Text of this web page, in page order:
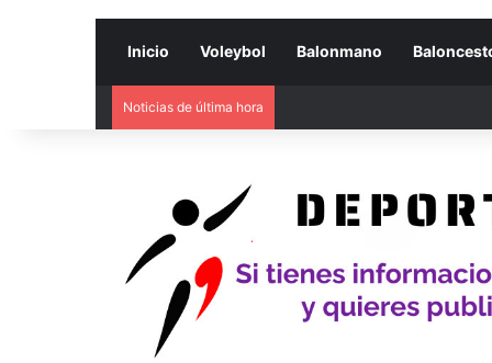
Inicio Voleybol Balonmano
Noticias de última hora